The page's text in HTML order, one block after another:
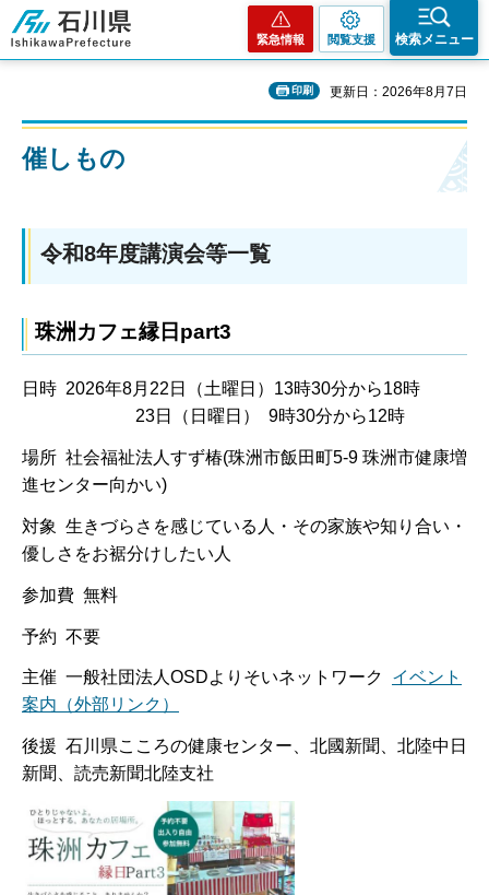
石川県
緊急情報 閲覧支援 検索メニュー
印刷 更新日：2026年8月7日
催しもの
令和8年度講演会等一覧
珠洲カフェ縁日part3
日時 2026年8月22日（土曜日）13時30分から18時
23日（日曜日） 9時30分から12時
場所 社会福祉法人すず椿(珠洲市飯田町5-9 珠洲市健康増
進センター向かい)
対象 生きづらさを感じている人・その家族や知り合い・
優しさをお裾分けしたい人
参加費 無料
予約 不要
主催 一般社団法人OSDよりそいネットワーク イベント
案内（外部リンク）
後援 石川県こころの健康センター、北國新聞、北陸中日
新聞、読売新聞北陸支社